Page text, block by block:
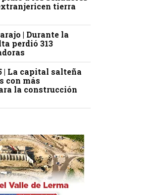
tierra
| Durante la
perdió 313
| La capital salteña
con más
la construcción